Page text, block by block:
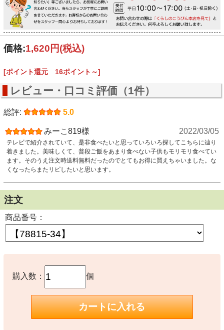
価格:1,620円(税込)
[ポイント還元 16ポイント～]
レビュー・口コミ評価（1件）
総評: 5.0
みーこ819様 2022/03/05
テレビで紹介されていて、是非食べたいと思っていろいろ探してこちらに辿り
着きました。美味しくて、普段ご飯をあまり食べない子供もモリモリ食べてい
ます。そのうえ注文時送料無料だったのでとてもお得に買えちゃいました。な
くなったらまたリピしたいと思います。
注文
商品番号：
購入数： 個